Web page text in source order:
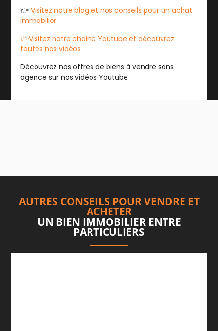
👉Visitez notre blog et nos conseils pour un achat
immobilier
👉Visitez notre chaine Youtube et découvrez
toutes nos vidéos
Découvrez nos offres de biens à vendre sans
agence sur nos vidéos Youtube
AUTRES CONSEILS POUR VENDRE ET
ACHETER
UN BIEN IMMOBILIER ENTRE
PARTICULIERS